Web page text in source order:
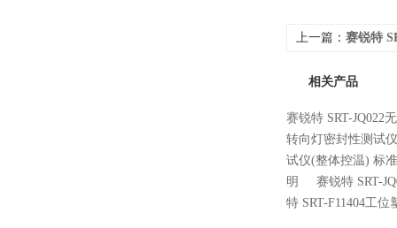
上一篇： 赛锐特
相关产品
赛锐特 SRT-JQ022
转向灯密封性测试
试仪(整体控温) 标准
明
赛锐特 SRT-
特 SRT-F11404工